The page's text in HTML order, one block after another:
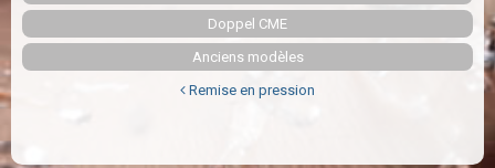
Doppel CME
Anciens modèles
Remise en pression